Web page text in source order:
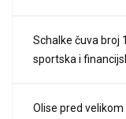
Schalke čuva broj
sportska i
Olise pred